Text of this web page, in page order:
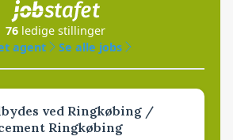
76 ledige stillinger
agent
Se alle jobs
ved Ringkøbing /
Ringkøbing